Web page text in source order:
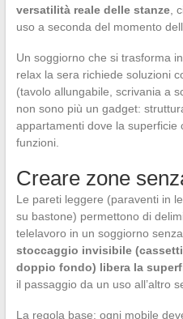
versatilità reale delle stanze,
uso a seconda del momento
Un soggiorno che si trasforma
relax la sera richiede soluzioni
(tavolo allungabile, scrivania a
non sono più un gadget:
appartamenti dove la superficie
funzioni.
Creare zone
Le pareti leggere (paraventi in
su bastone) permettono di
telelavoro in un soggiorno
stoccaggio invisibile
doppio fondo) libera la
il passaggio da un uso all’altro
La regola base: ogni mobile